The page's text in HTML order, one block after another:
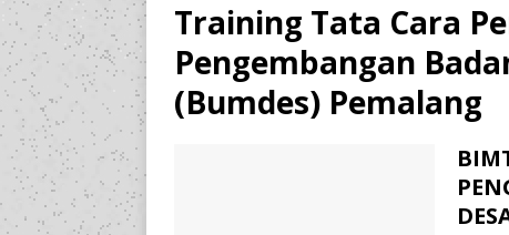
Training Tata Cara
Pengembangan
(Bumdes) Pemalang